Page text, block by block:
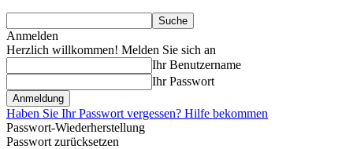
Anmelden
Herzlich willkommen! Melden Sie sich an
Ihr Benutzername
Ihr Passwort
Haben Sie Ihr Passwort vergessen? Hilfe bekommen
Passwort-Wiederherstellung
Passwort zurücksetzen